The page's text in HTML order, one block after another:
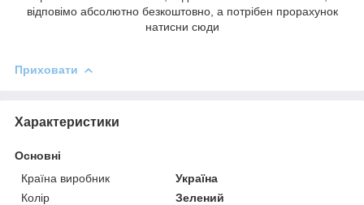
відповімо абсолютно безкоштовно, а потрібен прорахунок
натисни сюди
Приховати
Характеристики
Основні
Країна виробник
Україна
Колір
Зелений